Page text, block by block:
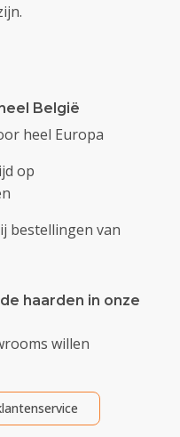
België
heel Europa
op
bestellingen van
haarden in onze
willen